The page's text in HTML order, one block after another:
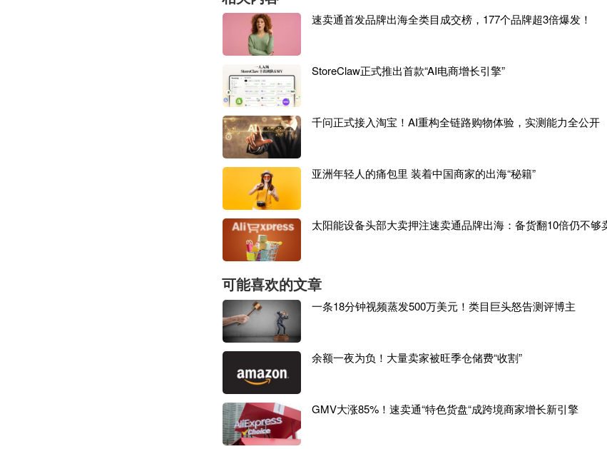
寻找“爆点”：走出旧城池，去向世界发声！
创想三维的出海之路始于 2014年。那时，全球消费级3D打印机市场刚刚兴起
地嗅到商机，联合创立了“创想三维”，由此开启一个典型的深圳消费电子产
从最初走线下经销渠道，到后来通过货架电商平台销往海外，
量。然而，如何被更多用户看到、如何完成从有产品销量到有品牌声量的质
道者”征途中的核心问题。
依赖成熟渠道的存量市场，增长很快就会见顶。而且，对于
3D打印机这样高
言，通过线下展会或开设陈列厅去展示自己，成本高、效率低且覆盖面极为
数和静态图文又难以展示产品精髓，就无法快速打动消费者、推动购买，因
视频媒体去做站外营销，转化链路极长。
内容电商的起势让创想三维看到破局之机。今年
维TikTok Shop运营团队负责人一职，开启新的探讨之路。
速卖通首发品牌出海全类目成交榜，177个品牌超3倍爆发！
StoreClaw正式推出首款“AI电商增长引擎”
千问正式接入淘宝！AI重构全链路购物体验，实测能力全公开
亚洲年轻人的痛包里 装着中国商家的出海“秘籍”
太阳能设备头部大卖押注速卖通品牌出海：备货翻10倍仍不够
可能喜欢的文章
一条18分钟视频蒸发500万美元！类目巨头怒告测评博主
余额一夜为负！大量卖家被旺季仓储费“收割”
GMV大涨85%！速卖通“特色货盘“成跨境商家增长新引擎